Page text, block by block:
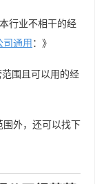
行业不相干的经
司通用：》
围且可以用的经
外，还可以找下